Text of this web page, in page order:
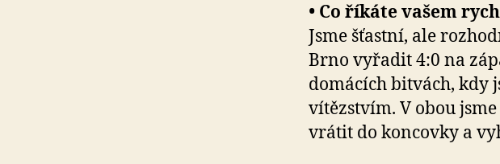
• Co říkáte vašem
Jsme šťastní, ale
Brno vyřadit 4:0 na
domácích bitvách, kdy
vítězstvím. V obou
vrátit do koncovky a